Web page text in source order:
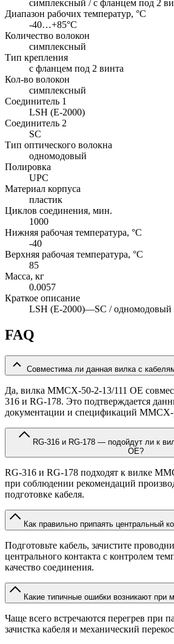
симплексный / с фланцем под 2
Диапазон рабочих температур, °C
-40…+85°C
Количество волокон
симплексный
Тип крепления
с фланцем под 2 винта
Кол-во волокон
симплексный
Соединитель 1
LSH (E-2000)
Соединитель 2
SC
Тип оптического волокна
одномодовый
Полировка
UPC
Материал корпуса
пластик
Циклов соединения, мин.
1000
Нижняя рабочая температура, °C
-40
Верхняя рабочая температура, °C
85
Масса, кг
0.0057
Краткое описание
LSH (E-2000)—SC / одномодовый
FAQ
Совместима ли данная вилка с
Да, вилка MMCX-50-2-13/111 OE
316 и RG-178. Это подтверждается
документации и спецификаций MMCX-
OE?
RG-316 и RG-178 подходят к вилке
при соблюдении рекомендаций
подготовке кабеля.
Как правильно припаять центральный
Подготовьте кабель, зачистите
центрального контакта с контролем
качество соединения.
Какие типичные ошибки возникают при
Чаще всего встречаются перегрев при
зачистка кабеля и механический